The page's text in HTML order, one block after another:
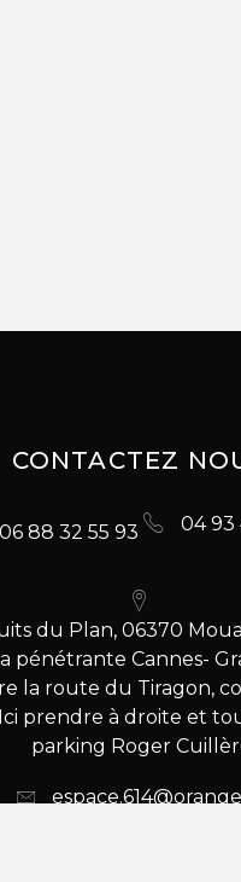
CONTACTEZ
06 88 32 55 93 04 93
du Plan, 06370
pénétrante Cannes-
la route du Tiragon,
prendre à droite et
parking Roger